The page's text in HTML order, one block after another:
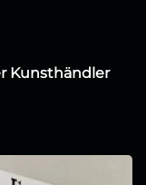
Kunsthändler